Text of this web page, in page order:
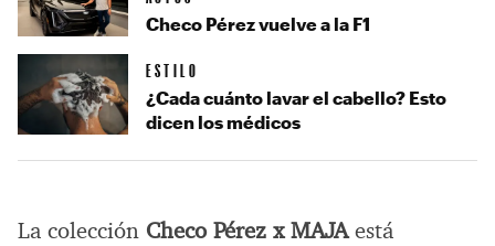
La colección Checo Pérez x MAJAestá
Checo Pérez vuelve a la F1
ESTILO
¿Cada cuánto lavar el cabello? Esto
dicen los médicos